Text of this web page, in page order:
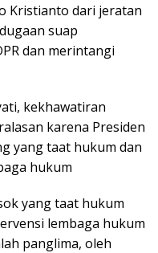
Kristianto dari jeratan
suap
dan merintangi
kekhawatiran
karena Presiden
yang taat hukum dan
hukum
yang taat hukum
lembaga hukum
panglima, oleh